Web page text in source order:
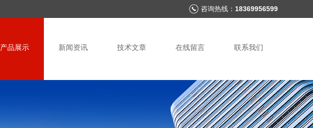
咨询热线： 18369956599
产品展示 新闻资讯 技术文章 在线留言 联系我们